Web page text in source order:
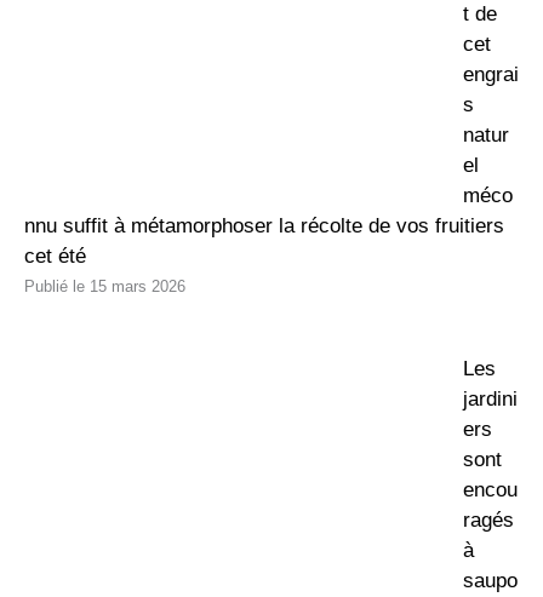
t de
cet
engrai
s
natur
el
méco
nnu suffit à métamorphoser la récolte de vos fruitiers
cet été
15 mars 2026
Les
jardini
ers
sont
encou
ragés
à
saupo